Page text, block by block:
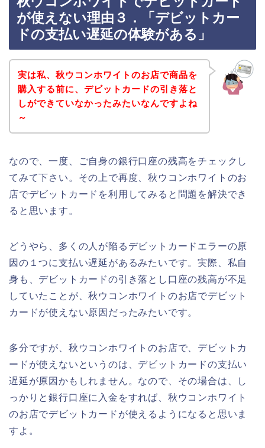
が使えない理由３．「デビットカー
ドの支払い遅延の体験がある」
実は私、秋ウコンホワイトのお店で商品を
購入する前に、デビットカードの引き落と
しができていなかったみたいなんですよね
～
なので、一度、ご自身の銀行口座の残高をチェックし
てみて下さい。その上で再度、秋ウコンホワイトのお
店でデビットカードを利用してみると問題を解決でき
ると思います。
どうやら、多くの人が陥るデビットカードエラーの原
因の１つに支払い遅延があるみたいです。実際、私自
身も、デビットカードの引き落とし口座の残高が不足
していたことが、秋ウコンホワイトのお店でデビット
カードが使えない原因だったみたいです。
多分ですが、秋ウコンホワイトのお店で、デビットカ
ードが使えないというのは、デビットカードの支払い
遅延が原因かもしれません。なので、その場合は、し
っかりと銀行口座に入金をすれば、秋ウコンホワイト
のお店でデビットカードが使えるようになると思いま
すよ。